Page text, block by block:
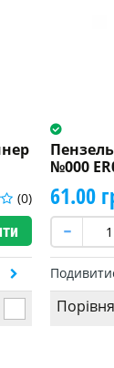
(0)
№000
61.00